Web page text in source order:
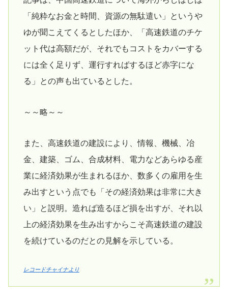
「純粋なお金と時間、資源の無駄遣い」というや
ゆが聞こえてくるとしたほか、「高速鉄道のチケ
ット代は高額だが、それでもコストをカバーする
には全く足りず、運行すればするほど赤字にな
る」との声も出ているとした。
～～略～～
また、高速鉄道の建設により、情報、機械、冶
金、建築、ゴム、合成材料、電力などあらゆる産
業に経済効果が生まれるほか、数多くの雇用を生
み出すという点でも「その経済効果は非常に大き
い」と説明。造れば造るほど損を出すが、それ以
上の経済効果を生み出すからこそ高速鉄道の建設
を続けているのだとの見解を示している。
レコードチャイナより